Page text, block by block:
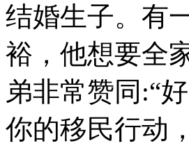
结婚生子。有
裕，他想要全
弟非常赞同:“
你的移民行动